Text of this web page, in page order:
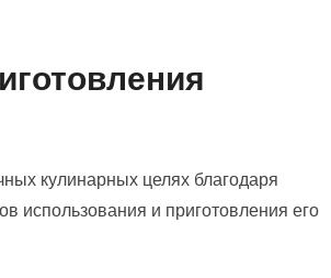
кулинарных целях благодаря
использования и приготовления его